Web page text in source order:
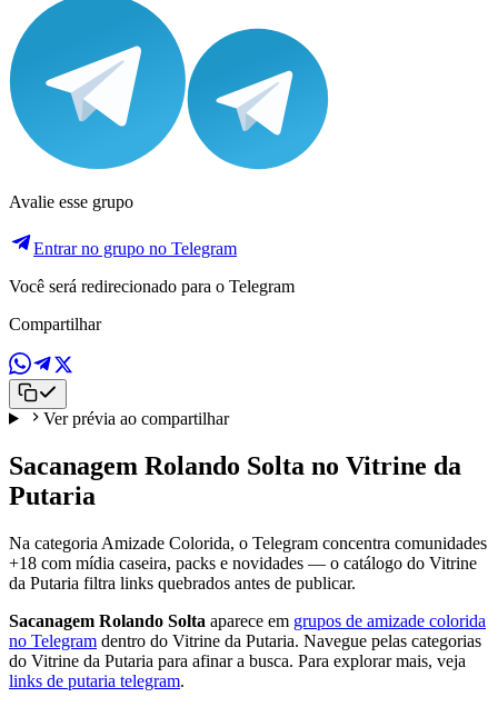
Avalie esse grupo
Entrar no grupo no Telegram
Você será redirecionado para o Telegram
Compartilhar
Ver prévia ao compartilhar
Sacanagem Rolando Solta no Vitrine da
Putaria
Na categoria Amizade Colorida, o Telegram concentra comunidades
+18 com mídia caseira, packs e novidades — o catálogo do Vitrine
da Putaria filtra links quebrados antes de publicar.
Sacanagem Rolando Solta aparece em grupos de amizade colorida
no Telegram dentro do Vitrine da Putaria. Navegue pelas categorias
do Vitrine da Putaria para afinar a busca. Para explorar mais, veja
links de putaria telegram.